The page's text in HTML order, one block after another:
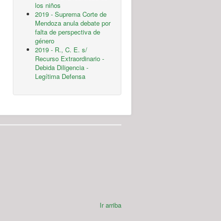
los niños
2019 - Suprema Corte de
Mendoza anula debate por
falta de perspectiva de
género
2019 - R., C. E. s/
Recurso Extraordinario -
Debida Diligencia -
Legítima Defensa
Ir arriba